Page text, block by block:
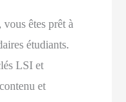
êtes prêt à
étudiants.
LSI et
et